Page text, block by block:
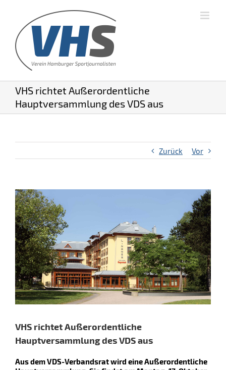
VHS richtet Außerordentliche
Hauptversammlung des VDS aus
Zurück Vor
Zeige
grösseres
Bild
VHS richtet Außerordentliche
Hauptversammlung des VDS aus
Aus dem VDS-Verbandsrat wird eine Außerordentliche